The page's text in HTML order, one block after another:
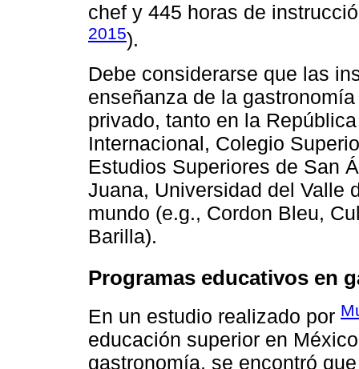
chef y 445 horas de
2015).
Debe considerarse que las
enseñanza de la
privado, tanto en la
Internacional, Colegio
Estudios Superiores de San
Juana, Universidad del Valle
mundo (e.g., Cordon Bleu,
Barilla).
Programas educativos en
En un estudio realizado por
educación superior en
gastronomía, se encontró